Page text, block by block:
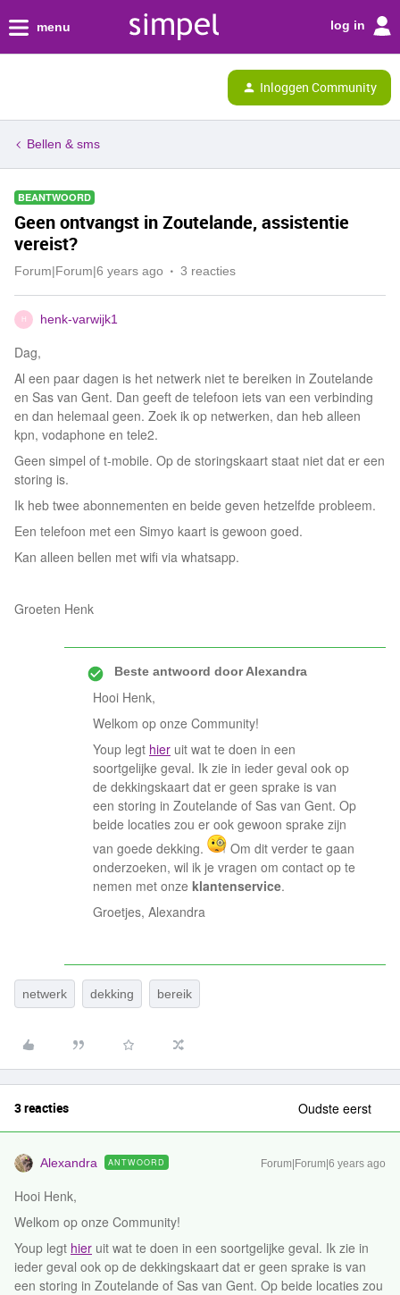
menu log in
Inloggen Community
Bellen & sms
BEANTWOORD
Geen ontvangst in Zoutelande, assistentie
vereist?
Forum|Forum|6 years ago 3 reacties
H henk-varwijk1
Dag,
Al een paar dagen is het netwerk niet te bereiken in Zoutelande
en Sas van Gent. Dan geeft de telefoon iets van een verbinding
en dan helemaal geen. Zoek ik op netwerken, dan heb alleen
kpn, vodaphone en tele2.
Geen simpel of t-mobile. Op de storingskaart staat niet dat er een
storing is.
Ik heb twee abonnementen en beide geven hetzelfde probleem.
Een telefoon met een Simyo kaart is gewoon goed.
Kan alleen bellen met wifi via whatsapp.
Groeten Henk
Beste antwoord doorAlexandra
Hooi Henk,
Welkom op onze Community!
Youp legt hier uit wat te doen in een
soortgelijke geval. Ik zie in ieder geval ook op
de dekkingskaart dat er geen sprake is van
een storing in Zoutelande of Sas van Gent. Op
beide locaties zou er ook gewoon sprake zijn
van goede dekking.
Om dit verder te gaan
onderzoeken, wil ik je vragen om contact op te
nemen met onze klantenservice.
Groetjes, Alexandra
netwerk dekking bereik
3 reacties Oudste eerst
Alexandra ANTWOORD Forum|Forum|6 years ago
Hooi Henk,
Welkom op onze Community!
Youp legt hier uit wat te doen in een soortgelijke geval. Ik zie in
ieder geval ook op de dekkingskaart dat er geen sprake is van
een storing in Zoutelande of Sas van Gent. Op beide locaties zou